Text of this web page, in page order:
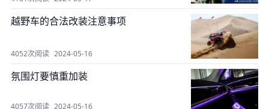
越野车的合法改装注意事项
4052次阅读 2024-05-16
氛围灯要慎重加装
4057次阅读 2024-05-16